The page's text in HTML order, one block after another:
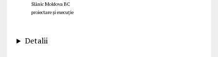
Slănic Moldova BC
proiectare și execuție
Detalii